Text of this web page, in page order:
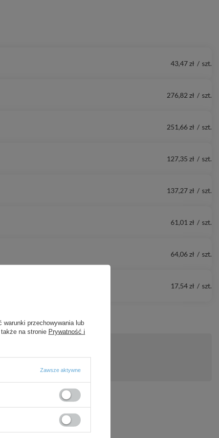
43,47 zł / szt.
276,82 zł / szt.
251,66 zł / szt.
127,35 zł / szt.
137,27 zł / szt.
61,01 zł / szt.
64,06 zł / szt.
17,54 zł / szt.
warunki przechowywania lub
na stronie Prywatność i
Zawsze aktywne